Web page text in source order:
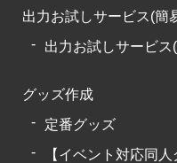
出力お試しサービス(簡
出力お試しサービ
グッズ作成
定番グッズ
【イベント対応同